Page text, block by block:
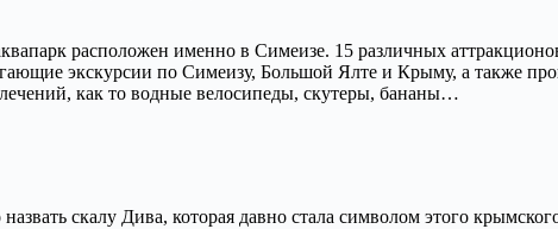
расположен именно в Симеизе. 15 различных
экскурсии по Симеизу, Большой Ялте и Крыму, а также
как то водные велосипеды, скутеры, бананы…
скалу Дива, которая давно стала символом этого